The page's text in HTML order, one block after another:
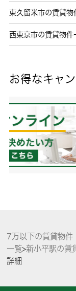
東久留米市の賃貸物
西東京市の賃貸物件
お得なキャ
7万以下の賃貸物
一覧>新小平駅の賃
詳細